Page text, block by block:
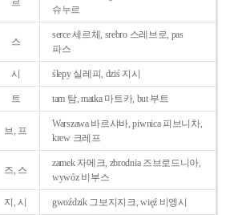
르
슈누르
스
serce 세르체, srebro 스레브로, pas
파스
시 ślepy 실레피, dziś 지시
트 tam 탐, matka 마트카, but 부트
브, 프
Warszawa 바르샤바, piwnica 피브니차,
krew 크레프
즈, 스
zamek 자메크, zbrodnia 즈브로드니아,
wywóz 비부스
지, 시 gwoździk 그보지지크, więź 비엥시